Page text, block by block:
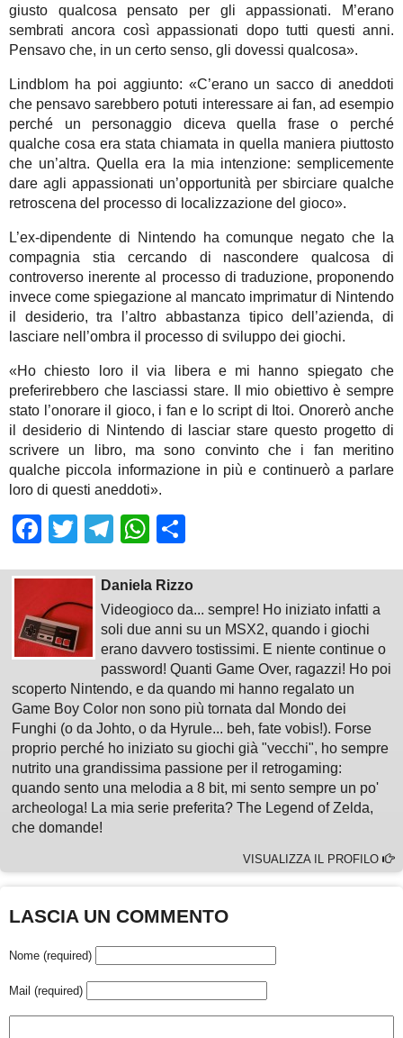
giusto qualcosa pensato per gli appassionati. M’erano
sembrati ancora così appassionati dopo tutti questi anni.
Pensavo che, in un certo senso, gli dovessi qualcosa».
Lindblom ha poi aggiunto: «C’erano un sacco di aneddoti
che pensavo sarebbero potuti interessare ai fan, ad esempio
perché un personaggio diceva quella frase o perché
qualche cosa era stata chiamata in quella maniera piuttosto
che un’altra. Quella era la mia intenzione: semplicemente
dare agli appassionati un’opportunità per sbirciare qualche
retroscena del processo di localizzazione del gioco».
L’ex-dipendente di Nintendo ha comunque negato che la
compagnia stia cercando di nascondere qualcosa di
controverso inerente al processo di traduzione, proponendo
invece come spiegazione al mancato imprimatur di Nintendo
il desiderio, tra l’altro abbastanza tipico dell’azienda, di
lasciare nell’ombra il processo di sviluppo dei giochi.
«Ho chiesto loro il via libera e mi hanno spiegato che
preferirebbero che lasciassi stare. Il mio obiettivo è sempre
stato l’onorare il gioco, i fan e lo script di Itoi. Onorerò anche
il desiderio di Nintendo di lasciar stare questo progetto di
scrivere un libro, ma sono convinto che i fan meritino
qualche piccola informazione in più e continuerò a parlare
loro di questi aneddoti».
Facebook
TwitterTelegram
WhatsApp
Daniela Rizzo
Videogioco da... sempre! Ho iniziato infatti a
soli due anni su un MSX2, quando i giochi
erano davvero tostissimi. E niente continue o
password! Quanti Game Over, ragazzi! Ho poi
scoperto Nintendo, e da quando mi hanno regalato un
Game Boy Color non sono più tornata dal Mondo dei
Funghi (o da Johto, o da Hyrule... beh, fate vobis!). Forse
proprio perché ho iniziato su giochi già "vecchi", ho sempre
nutrito una grandissima passione per il retrogaming:
quando sento una melodia a 8 bit, mi sento sempre un po'
archeologa! La mia serie preferita? The Legend of Zelda,
che domande!
VISUALIZZA IL PROFILO
LASCIA UN COMMENTO
Nome (required)
Mail (required)